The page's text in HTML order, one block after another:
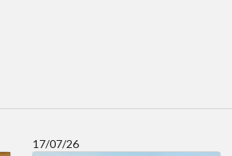
17/07/26